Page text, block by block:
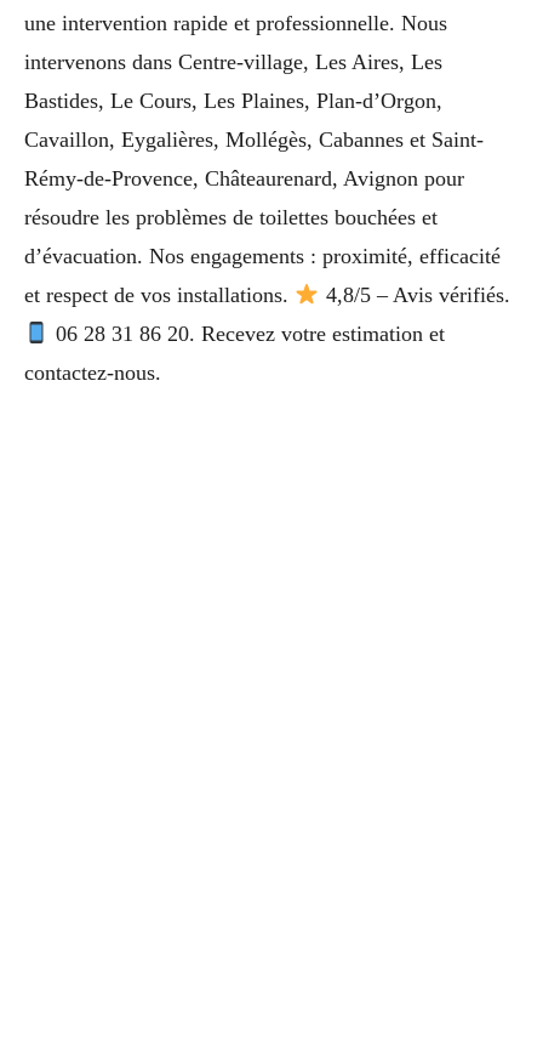
une intervention rapide et professionnelle. Nous
intervenons dans Centre-village, Les Aires, Les
Bastides, Le Cours, Les Plaines, Plan-d’Orgon,
Cavaillon, Eygalières, Mollégès, Cabannes et Saint-
Rémy-de-Provence, Châteaurenard, Avignon pour
résoudre les problèmes de toilettes bouchées et
d’évacuation. Nos engagements : proximité, efficacité
et respect de vos installations.
4,8/5 – Avis vérifiés.
06 28 31 86 20. Recevez votre estimation et
contactez-nous.